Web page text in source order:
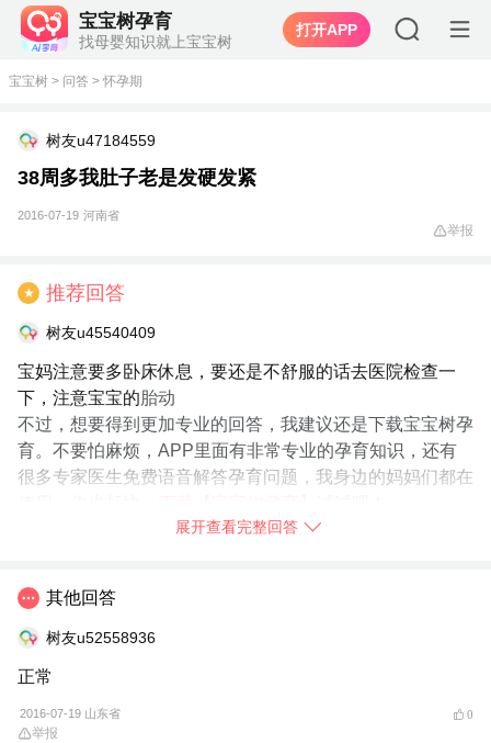
宝宝树孕育
找母婴知识就上宝宝树
打开APP
宝宝树 > 问答 > 怀孕期
树友u47184559
38周多我肚子老是发硬发紧
2016-07-19 河南省
举报
★ 推荐回答
树友u45540409
宝妈注意要多卧床休息，要还是不舒服的话去医院检查一
下，注意宝宝的 胎动
不过，想要得到更加专业的回答，我建议还是下载宝宝树孕
育。不要怕麻烦，APP里面有非常专业的孕育知识，还有
很多专家医生免费语音解答孕育问题，我身边的妈妈们都在
展开查看完整回答
其他回答
树友u52558936
正常
2016-07-19 山东省 0
举报